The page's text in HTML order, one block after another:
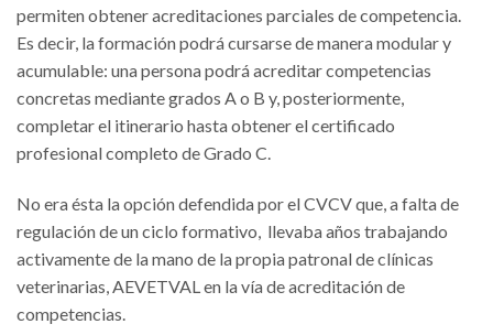
permiten obtener acreditaciones parciales de competencia.
Es decir, la formación podrá cursarse de manera modular y
acumulable: una persona podrá acreditar competencias
concretas mediante grados A o B y, posteriormente,
completar el itinerario hasta obtener el certificado
profesional completo de Grado C.
No era ésta la opción defendida por el CVCV que, a falta de
regulación de un ciclo formativo, llevaba años trabajando
activamente de la mano de la propia patronal de clínicas
veterinarias, AEVETVAL en la vía de acreditación de
competencias.